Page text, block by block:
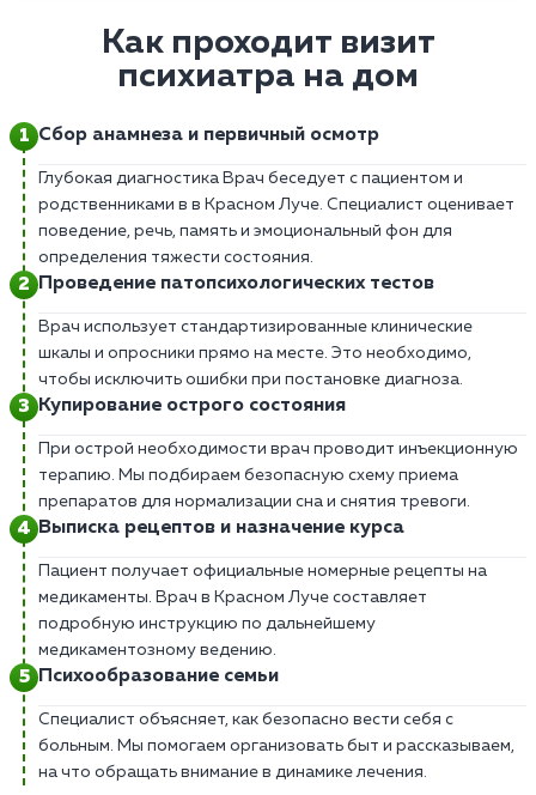
Как проходит визит
психиатра на дом
Сбор анамнеза и первичный осмотр
Глубокая диагностика Врач беседует с пациентом и
родственниками в в Красном Луче. Специалист оценивает
поведение, речь, память и эмоциональный фон для
определения тяжести состояния.
Проведение патопсихологических тестов
Врач использует стандартизированные клинические
шкалы и опросники прямо на месте. Это необходимо,
чтобы исключить ошибки при постановке диагноза.
Купирование острого состояния
При острой необходимости врач проводит инъекционную
терапию. Мы подбираем безопасную схему приема
препаратов для нормализации сна и снятия тревоги.
Выписка рецептов и назначение курса
Пациент получает официальные номерные рецепты на
медикаменты. Врач в Красном Луче составляет
подробную инструкцию по дальнейшему
медикаментозному ведению.
Психообразование семьи
Специалист объясняет, как безопасно вести себя с
больным. Мы помогаем организовать быт и рассказываем,
на что обращать внимание в динамике лечения.